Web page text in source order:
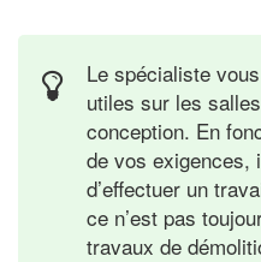
Le spécialiste
utiles sur les
conception. En
de vos exigences,
d’effectuer un
ce n’est pas
travaux de